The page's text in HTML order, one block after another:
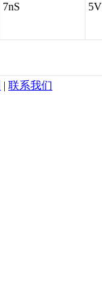
7nS
| 联系我们